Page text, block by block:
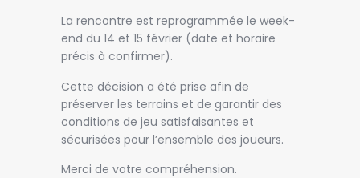
La rencontre est reprogrammée le week-
end du 14 et 15 février (date et horaire
précis à confirmer).
Cette décision a été prise afin de
préserver les terrains et de garantir des
conditions de jeu satisfaisantes et
sécurisées pour l’ensemble des joueurs.
Merci de votre compréhension.